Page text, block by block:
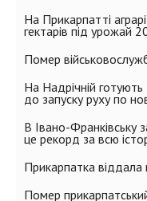
На Прикарпатті
гектарів під урожай
Помер
На Надрічній
до запуску руху по
В Івано-Франківську
це рекорд за всю
Прикарпатка
Помер